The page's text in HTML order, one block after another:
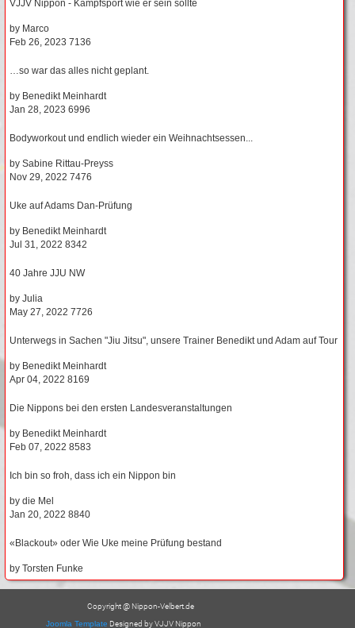
VJJV Nippon - Kampfsport wie er sein sollte
by Marco
Feb 26, 2023 7136
…so war das alles nicht geplant.
by Benedikt Meinhardt
Jan 28, 2023 6996
Bodyworkout und endlich wieder ein Weihnachtsessen...
by Sabine Rittau-Preyss
Nov 29, 2022 7476
Uke auf Adams Dan-Prüfung
by Benedikt Meinhardt
Jul 31, 2022 8342
40 Jahre JJU NW
by Julia
May 27, 2022 7726
Unterwegs in Sachen "Jiu Jitsu", unsere Trainer Benedikt und Adam auf Tour
by Benedikt Meinhardt
Apr 04, 2022 8169
Die Nippons bei den ersten Landesveranstaltungen
by Benedikt Meinhardt
Feb 07, 2022 8583
Ich bin so froh, dass ich ein Nippon bin
by die Mel
Jan 20, 2022 8840
«Blackout» oder Wie Uke meine Prüfung bestand
by Torsten Funke
Copyright @ Nippon-Velbert.de
Joomla Template Designed by VJJV Nippon